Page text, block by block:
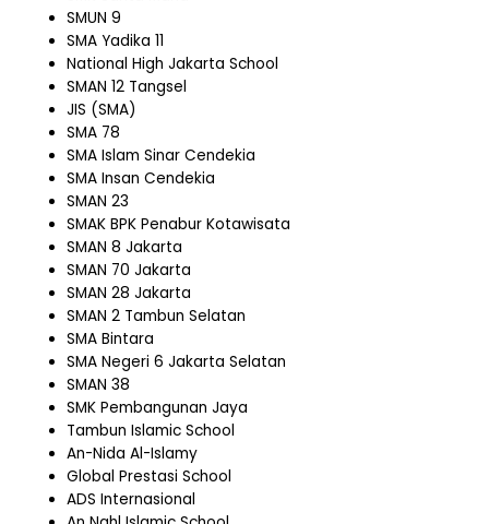
SMUN 9
SMA Yadika 11
National High Jakarta School
SMAN 12 Tangsel
JIS (SMA)
SMA 78
SMA Islam Sinar Cendekia
SMA Insan Cendekia
SMAN 23
SMAK BPK Penabur Kotawisata
SMAN 8 Jakarta
SMAN 70 Jakarta
SMAN 28 Jakarta
SMAN 2 Tambun Selatan
SMA Bintara
SMA Negeri 6 Jakarta Selatan
SMAN 38
SMK Pembangunan Jaya
Tambun Islamic School
An-Nida Al-Islamy
Global Prestasi School
ADS Internasional